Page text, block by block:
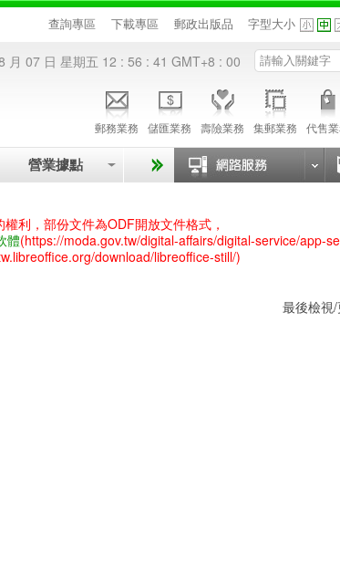
查詢專區 下載專區 郵政出版品 字型大小
月 07 日 星期五 12 : 56 : 41 GMT+8 : 00
郵務業務 儲匯業務 壽險業務 集郵業務 代售
營業據點
利，部份文件為ODF開放文件格式，
體(https://moda.gov.tw/digital-affairs/digital-service/app-
download/libreoffice-still/)
最後檢視/